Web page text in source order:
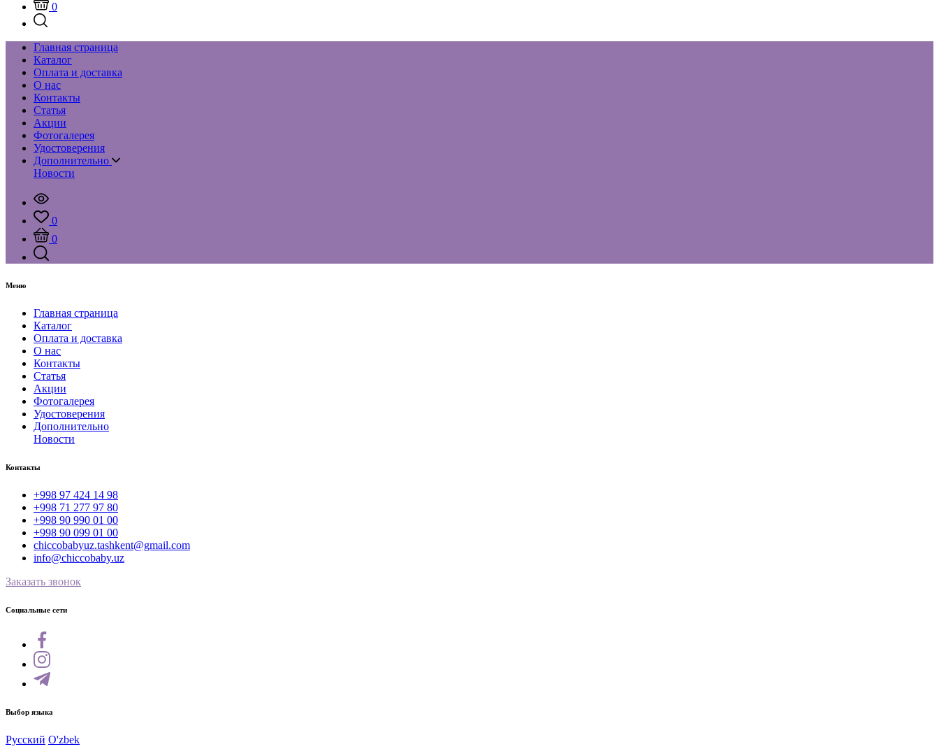
0
Главная страница
Каталог
Оплата и доставка
О нас
Контакты
Статья
Акции
Фотогалерея
Удостоверения
Дополнительно
Новости
0
0
Меню
Главная страница
Каталог
Оплата и доставка
О нас
Контакты
Статья
Акции
Фотогалерея
Удостоверения
Дополнительно
Новости
Контакты
+998 97 424 14 98
+998 71 277 97 80
+998 90 990 01 00
+998 90 099 01 00
chiccobabyuz.tashkent@gmail.com
info@chiccobaby.uz
Заказать звонок
Социальные сети
Выбор языка
Русский O'zbek